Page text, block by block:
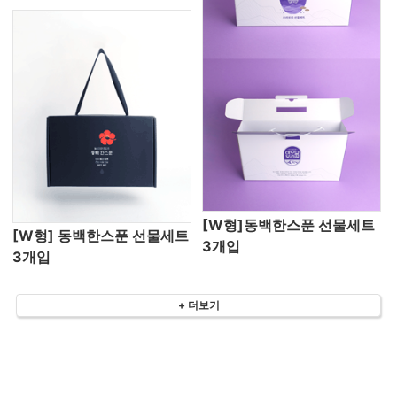
[W형] 동백한스푼 선물세트
3개입
[W형]동백한스푼 선물세트
3개입
+ 더보기